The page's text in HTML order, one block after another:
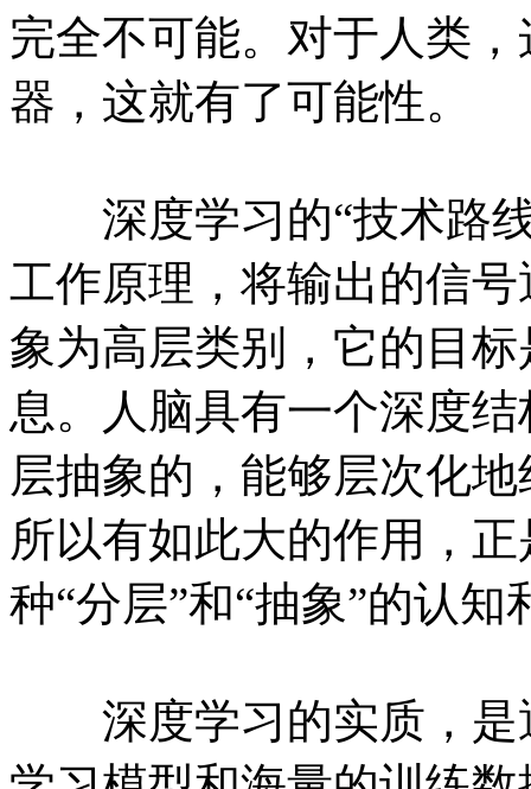
完全不可能。对于人类
器，这就有了可能性。
深度学习的“技术路线
工作原理，将输出的信
象为高层类别，它的目
息。人脑具有一个深度
层抽象的，能够层次化
所以有如此大的作用，
种“分层”和“抽象”的认知
深度学习的实质，是